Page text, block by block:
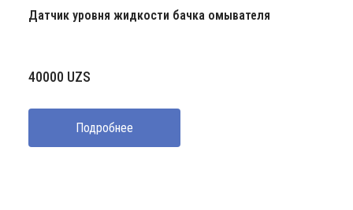
Датчик уровня жидкости бачка омывателя
40000 UZS
Подробнее